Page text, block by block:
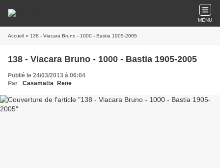
MENU
Accueil » 138 - Viacara Bruno - 1000 - Bastia 1905-2005
138 - Viacara Bruno - 1000 - Bastia 1905-2005
Publié le 24/03/2013 à 06:04
Par
_Casamatta_Rene